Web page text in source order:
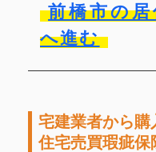
前橋市の
へ進む
宅建業者から購
住宅売買瑕疵保